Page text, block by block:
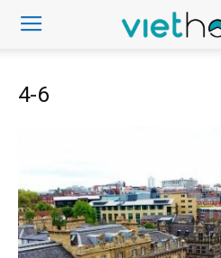
4-6